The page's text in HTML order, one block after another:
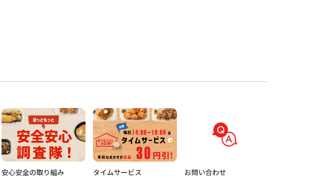
安心安全の取り組み タイムサービス お問い合わせ